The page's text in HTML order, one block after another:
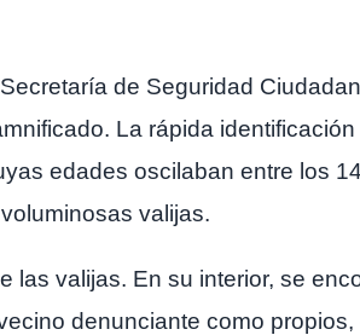
de Seguridad
La rápida
edades oscilaban entre los
valijas.
las valijas. En su interior, se
denunciante como